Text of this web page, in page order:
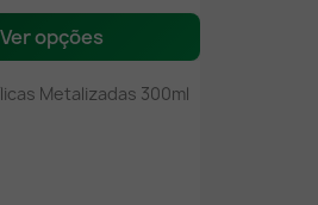
Ver opções
Metalizadas 300ml